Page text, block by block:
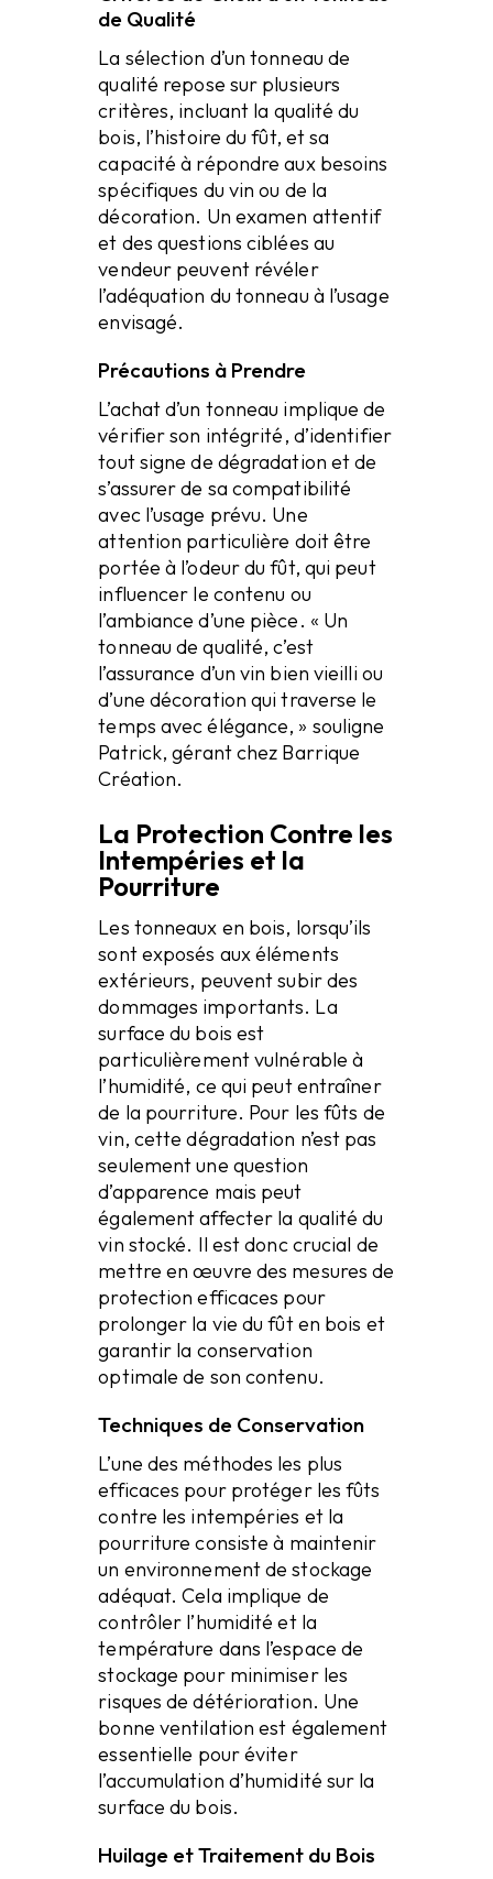
de Qualité
La sélection d’un tonneau de
qualité repose sur plusieurs
critères, incluant la qualité du
bois, l’histoire du fût, et sa
capacité à répondre aux besoins
spécifiques du vin ou de la
décoration. Un examen attentif
et des questions ciblées au
vendeur peuvent révéler
l’adéquation du tonneau à l’usage
envisagé.
Précautions à Prendre
L’achat d’un tonneau implique de
vérifier son intégrité, d’identifier
tout signe de dégradation et de
s’assurer de sa compatibilité
avec l’usage prévu. Une
attention particulière doit être
portée à l’odeur du fût, qui peut
influencer le contenu ou
l’ambiance d’une pièce. « Un
tonneau de qualité, c’est
l’assurance d’un vin bien vieilli ou
d’une décoration qui traverse le
temps avec élégance, » souligne
Patrick, gérant chez Barrique
Création.
La Protection Contre les
Intempéries et la
Pourriture
Les tonneaux en bois, lorsqu’ils
sont exposés aux éléments
extérieurs, peuvent subir des
dommages importants. La
surface du bois est
particulièrement vulnérable à
l’humidité, ce qui peut entraîner
de la pourriture. Pour les fûts de
vin, cette dégradation n’est pas
seulement une question
d’apparence mais peut
également affecter la qualité du
vin stocké. Il est donc crucial de
mettre en œuvre des mesures de
protection efficaces pour
prolonger la vie du fût en bois et
garantir la conservation
optimale de son contenu.
Techniques de Conservation
L’une des méthodes les plus
efficaces pour protéger les fûts
contre les intempéries et la
pourriture consiste à maintenir
un environnement de stockage
adéquat. Cela implique de
contrôler l’humidité et la
température dans l’espace de
stockage pour minimiser les
risques de détérioration. Une
bonne ventilation est également
essentielle pour éviter
l’accumulation d’humidité sur la
surface du bois.
Huilage et Traitement du Bois